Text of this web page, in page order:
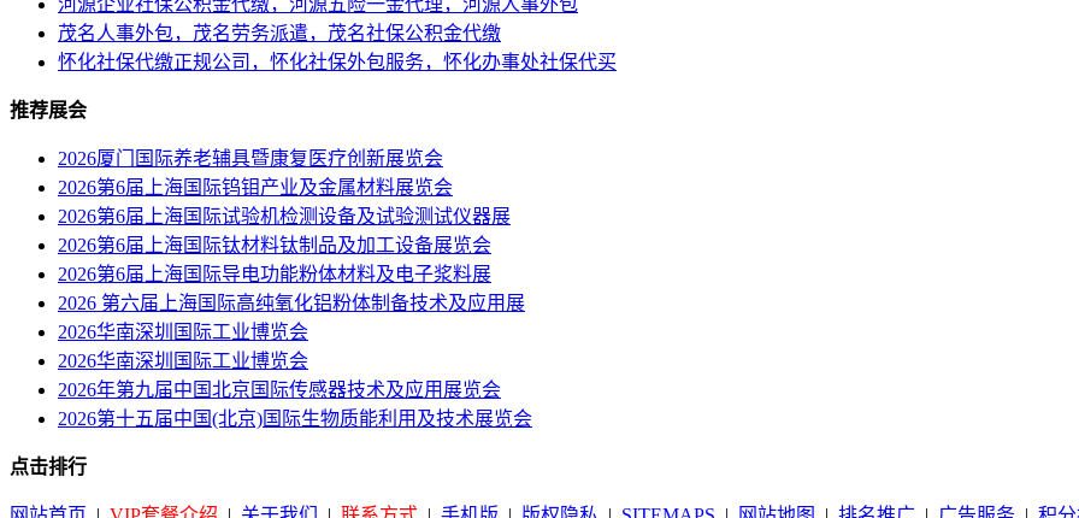
河源企业社保公积金代缴，河源五险一金代理，河源人事外包
茂名人事外包，茂名劳务派遣，茂名社保公积金代缴
怀化社保代缴正规公司，怀化社保外包服务，怀化办事处社保代买
推荐展会
2026厦门国际养老辅具暨康复医疗创新展览会
2026第6届上海国际钨钼产业及金属材料展览会
2026第6届上海国际试验机检测设备及试验测试仪器展
2026第6届上海国际钛材料钛制品及加工设备展览会
2026第6届上海国际导电功能粉体材料及电子浆料展
2026 第六届上海国际高纯氧化铝粉体制备技术及应用展
2026华南深圳国际工业博览会
2026华南深圳国际工业博览会
2026年第九届中国北京国际传感器技术及应用展览会
2026第十五届中国(北京)国际生物质能利用及技术展览会
点击排行